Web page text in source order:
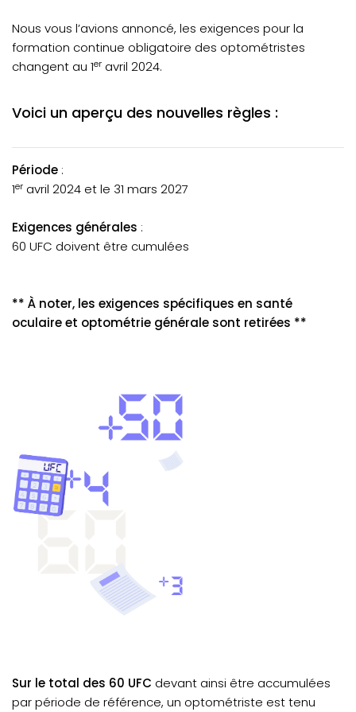
Nous vous l’avions annoncé, les exigences pour la
formation continue obligatoire des optométristes
changent au 1er avril 2024.
Voici un aperçu des nouvelles règles :
Période :
1er avril 2024 et le 31 mars 2027
Exigences générales :
60 UFC doivent être cumulées
** À noter, les exigences spécifiques en santé
oculaire et optométrie générale sont retirées **
Sur le total des 60 UFC devant ainsi être accumulées
par période de référence, un optométriste est tenu